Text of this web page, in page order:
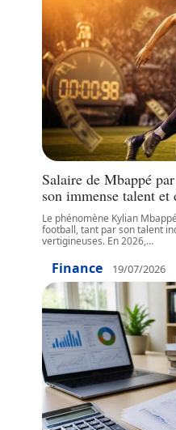
Salaire de Mbappé
son immense talent et
Le phénomène Kylian
football, tant par son talent
vertigineuses. En 2026,…
Finance 19/07/2026